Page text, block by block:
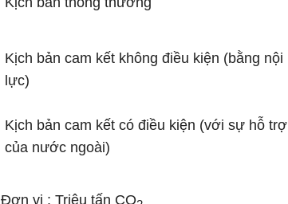
Kịch bản cam kết không điều kiện (bằng nội
lực)
Kịch bản cam kết có điều kiện (với sự hỗ trợ
của nước ngoài)
Đơn vị : Triệu tấn CO